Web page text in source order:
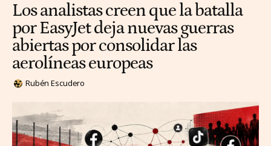
Los analistas creen que la batalla
por EasyJet deja nuevas guerras
abiertas por consolidar las
aerolíneas europeas
Rubén Escudero